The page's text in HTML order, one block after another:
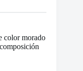
color morado